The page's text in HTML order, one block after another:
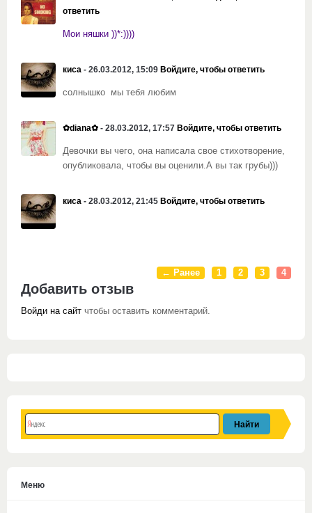
ответить
Мои няшки ))*:))))
киса - 26.03.2012, 15:09 Войдите, чтобы ответить
солнышко мы тебя любим
✿diana✿ - 28.03.2012, 17:57 Войдите, чтобы ответить
Девочки вы чего, она написала свое стихотворение,
опубликовала, чтобы вы оценили.А вы так грубы)))
киса - 28.03.2012, 21:45 Войдите, чтобы ответить
← Ранее 1 2 3 4
Добавить отзыв
Войди на сайт чтобы оставить комментарий.
Меню